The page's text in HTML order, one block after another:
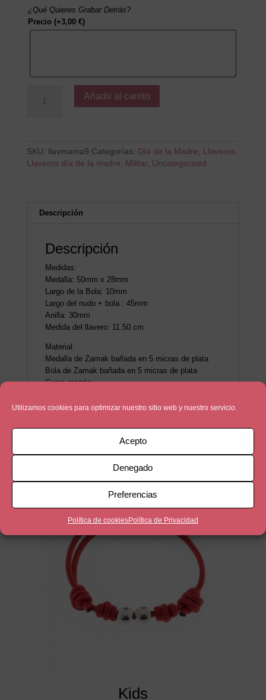
Utilizamos cookies para optimizar nuestro sitio web y nuestro servicio.
Acepto
Denegado
Preferencias
Política de cookiesPolítica de Privacidad
¿Qué Quieres Grabar Detrás?
Precio (+3,00 €)
luna
cantidad
Añadir al carrito
SKU: llavmama9 Categorías: Día de la Madre, Llaveros,
Llaveros día de la madre, Militar, Uncategorized
Descripción
Descripción
Medidas:
Medalla: 50mm x 28mm
Largo de la Bola: 10mm
Largo del nudo + bola : 45mm
Anilla: 30mm
Medida del llavero: 11.50 cm
Material:
Medalla de Zamak bañada en 5 micras de plata
Bola de Zamak bañada en 5 micras de plata
Cuero marrón
Productos relacionados
¡Oferta!
Kids